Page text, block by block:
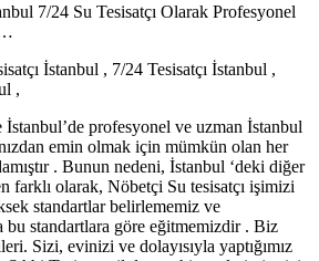
7/24 Su Tesisatçı Olarak Profesyonel
İstanbul , 7/24 Tesisatçı İstanbul ,
,
İstanbul’de profesyonel ve uzman İstanbul
emin olmak için mümkün olan her
. Bunun nedeni, İstanbul ‘deki diğer
farklı olarak, Nöbetçi Su tesisatçı işimizi
standartlar belirlememiz ve
bu standartlara göre eğitmemizdir . Biz
Sizi, evinizi ve dolayısıyla yaptığımız